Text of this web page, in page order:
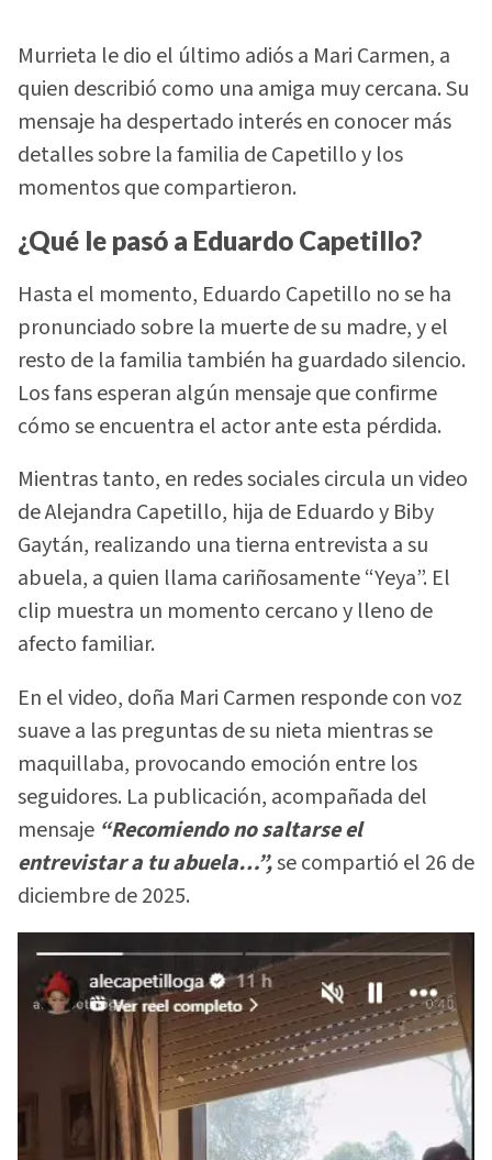
Murrieta le dio el último adiós a Mari Carmen, a
quien describió como una amiga muy cercana. Su
mensaje ha despertado interés en conocer más
detalles sobre la familia de Capetillo y los
momentos que compartieron.
¿Qué le pasó a Eduardo Capetillo?
Hasta el momento, Eduardo Capetillo no se ha
pronunciado sobre la muerte de su madre, y el
resto de la familia también ha guardado silencio.
Los fans esperan algún mensaje que confirme
cómo se encuentra el actor ante esta pérdida.
Mientras tanto, en redes sociales circula un video
de Alejandra Capetillo, hija de Eduardo y Biby
Gaytán, realizando una tierna entrevista a su
abuela, a quien llama cariñosamente “Yeya”. El
clip muestra un momento cercano y lleno de
afecto familiar.
En el video, doña Mari Carmen responde con voz
suave a las preguntas de su nieta mientras se
maquillaba, provocando emoción entre los
seguidores. La publicación, acompañada del
mensaje “Recomiendo no saltarse el
entrevistar a tu abuela…”,se compartió el 26 de
diciembre de 2025.